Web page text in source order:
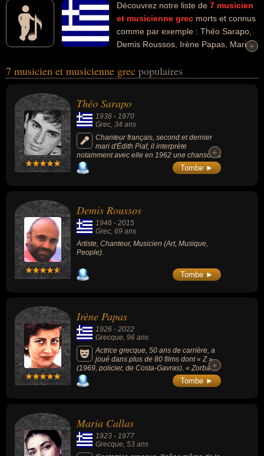
Découvrez notre liste de 7 musicien
et musicienne grec morts et connus
comme par exemple : Théo Sarapo,
Demis Roussos, Irène Papas, Maria
personnalités peuvent avoir des liens variés dans les domaines de
musique électronique, de la politique ou de la world music. Ces
célébrités peuvent également avoir été artiste, chanteur, conjoint
de célébrité, acteur, chanteur classique, chanteur d'opéra,
claviériste, compositeur, compositeur de musique de film,
compositeur de musique électronique, pianiste, homme politique,
chanteur de world music, compositeur de world music ou guitariste.
+
+
7 musicien et musicienne grec populaires
Théo Sarapo
1936 - 1970
Grec, 34 ans
Chanteur français, second et dernier
mari d'Édith Piaf, il interprète
notamment avec elle en 1962 une chanson à
succès de Michel Emer « À quoi ça sert
l'amour ».
+
+
Tombe ►
Demis Roussos
1946 - 2015
Grec , 69 ans
Artiste, Chanteur, Musicien (Art, Musique,
People).
Tombe ►
Irène Papas
1926 - 2022
Grecque, 96 ans
Actrice grecque, 50 ans de carrière, a
joué dans plus de 80 films dont « Z »
(1969, policier, de Costa-Gavras), « Zorba le
Grec » (1964), « Antigone » (1961), « Électre
» (1962, tragédie grecque), « Les Troyennes
rappelant intentionnellement l'iconographie
de la Grèce antique.
+
+
Tombe ►
Maria Callas
1923 - 1977
Grecque , 53 ans